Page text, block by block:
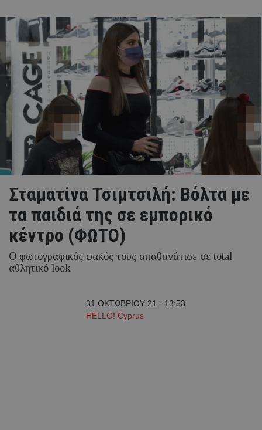
Σταματίνα Τσιμτσιλή: Βόλτα με
τα παιδιά της σε εμπορικό
κέντρο (ΦΩΤΟ)
Ο φωτογραφικός φακός τους απαθανάτισε σε total
αθλητικό look
31 ΟΚΤΩΒΡΙΟΥ 21 - 13:53
HELLO! Cyprus